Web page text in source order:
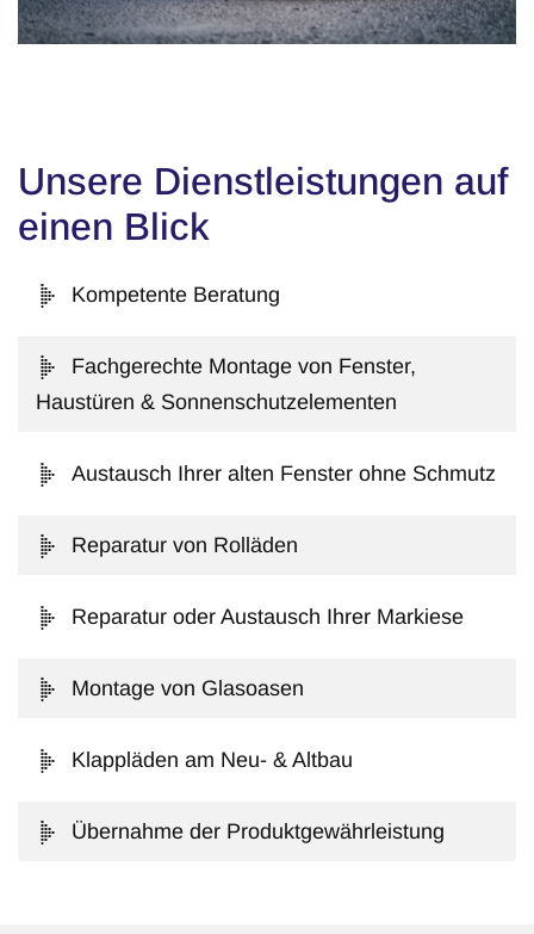
Unsere Dienstleistungen auf
einen Blick
Kompetente Beratung
Fachgerechte Montage von Fenster,
Haustüren & Sonnenschutzelementen
Austausch Ihrer alten Fenster ohne Schmutz
Reparatur von Rolläden
Reparatur oder Austausch Ihrer Markiese
Montage von Glasoasen
Klappläden am Neu- & Altbau
Übernahme der Produktgewährleistung